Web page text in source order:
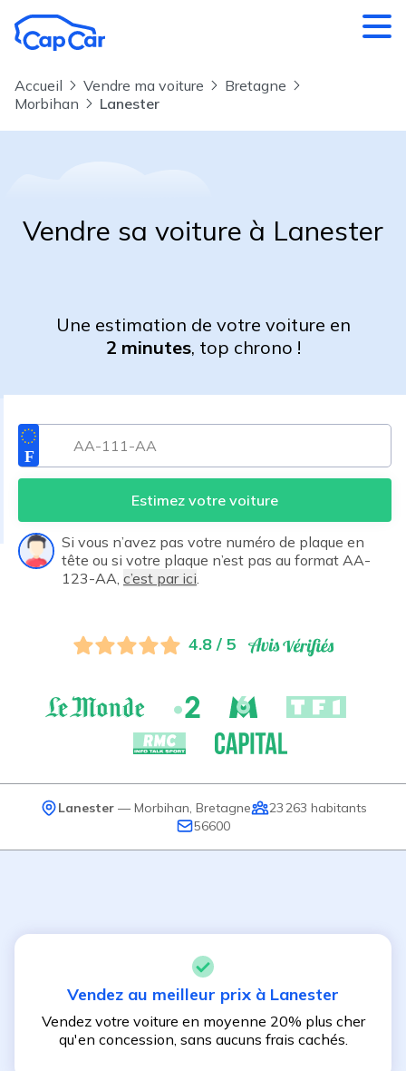
Accueil Vendre ma voiture
Bretagne
Morbihan
Lanester
Vendre sa voiture à Lanester
Une estimation de votre voiture en
2 minutes, top chrono !
Estimez votre voiture
Si vous n’avez pas votre numéro de plaque en
tête ou si votre plaque n’est pas au format AA-
123-AA, c’est par ici
4.8 / 5
Lanester— Morbihan Bretagne 23 263 habitants
56600
Vendez au meilleur prix à Lanester
Vendez votre voiture en moyenne 20% plus cher
qu'en concession, sans aucuns frais cachés.